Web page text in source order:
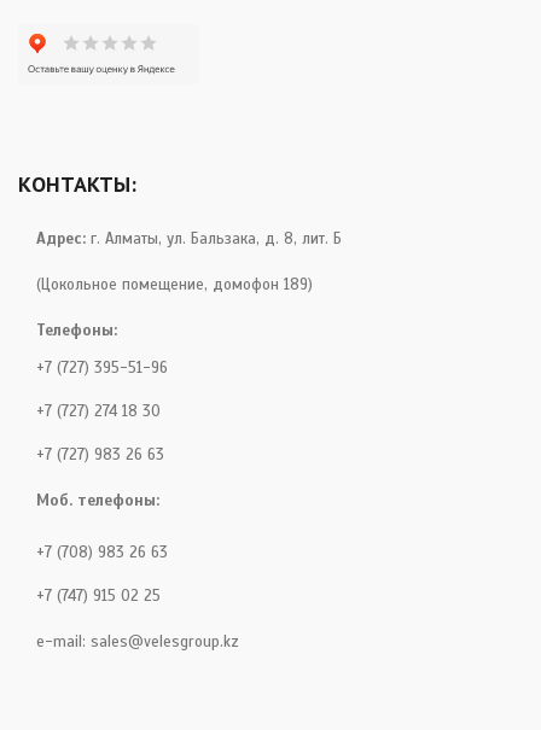
КОНТАКТЫ:
Адрес: г. Алматы, ул. Бальзака, д. 8, лит. Б
(Цокольное помещение, домофон 189)
Телефоны:
+7 (727) 395-51-96
+7 (727) 274 18 30
+7 (727) 983 26 63
Моб. телефоны:
+7 (708) 983 26 63
+7 (747) 915 02 25
e-mail: sales@velesgroup.kz